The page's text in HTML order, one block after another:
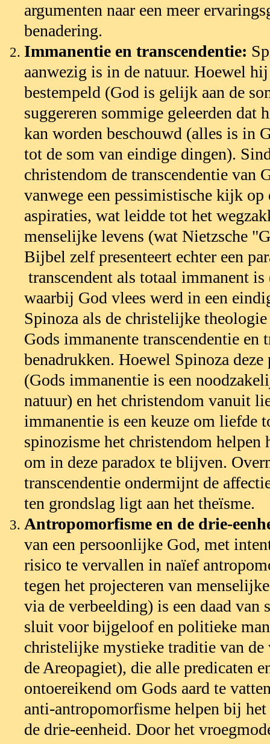
argumenten naar een meer
benadering.
Immanentie en transcendentie:
aanwezig is in de natuur. Hoewel
bestempeld (God is gelijk aan de
suggereren sommige geleerden dat
kan worden beschouwd (alles is in
tot de som van eindige dingen).
christendom de transcendentie van
vanwege een pessimistische kijk op
aspiraties, wat leidde tot het
menselijke levens (wat Nietzsche
Bijbel zelf presenteert echter een
transcendent als totaal immanent
waarbij God vlees werd in een
Spinoza als de christelijke
Gods immanente transcendentie en
benadrukken. Hoewel Spinoza
(Gods immanentie is een
natuur) en het christendom vanuit
immanentie is een keuze om liefde
spinozisme het christendom helpen
om in deze paradox te blijven.
transcendentie ondermijnt de
ten grondslag ligt aan het theïsme.
Antropomorfisme en de drie-
van een persoonlijke God, met
risico te vervallen in naïef
tegen het projecteren van
via de verbeelding) is een daad
sluit voor bijgeloof en politieke
christelijke mystieke traditie van
de Areopagiet), die alle predicaten
ontoereikend om Gods aard te
anti-antropomorfisme helpen bij
de drie-eenheid. Door het